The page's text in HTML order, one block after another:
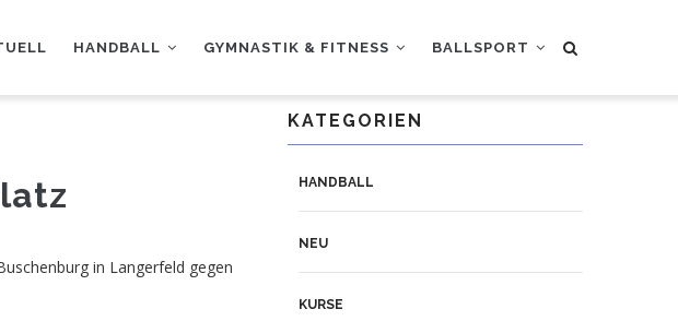
HANDBALL GYMNASTIK & FITNESS BALLSPORT
in Langerfeld gegen
KATEGORIEN
HANDBALL
NEU
KURSE